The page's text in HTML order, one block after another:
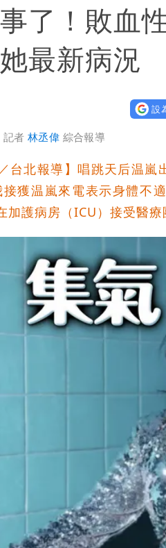
！北市再放颱風整備假？
遭亂爆私生子 周杰倫無辜
速擦邊！暴風圈「仍有可
了！敗血
最新病況
設為
記者林丞偉 綜合報導
台北報導】唱跳天后温
獲温嵐來電表示身體不
加護病房（ICU）接受醫療